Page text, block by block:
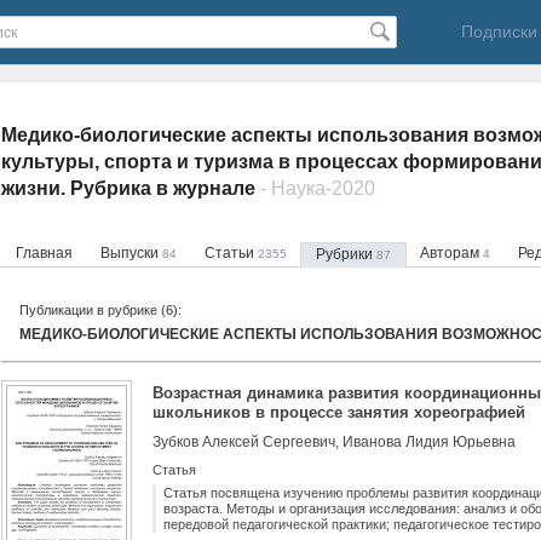
Подписки
Медико-биологические аспекты использования
культуры, спорта и туризма в процессах
жизни. Рубрика в журнале - Наука-2020
Главная Выпуски 84 Статьи 2355 Рубрики 87 Авторам 4
Публикации в рубрике (6):
Возрастная динамика развития
школьников в процессе занятия хореографией
Зубков Алексей Сергеевич, Иванова Лидия Юрьевна
Статья
Статья посвящена изучению проблемы развития
возраста. Методы и организация исследования: анализ и
передовой педагогической практики; педагогическое